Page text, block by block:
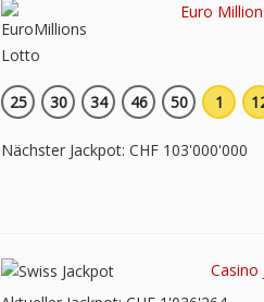
Euro
25 30 34 46 50 1
Nächster Jackpot: CHF 103'000'000
Casino